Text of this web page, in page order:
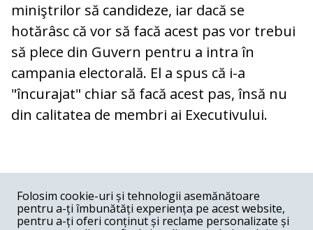
miniştrilor să candideze, iar dacă se
hotărâsc că vor să facă acest pas vor trebui
să plece din Guvern pentru a intra în
campania electorală. El a spus că i-a
"încurajat" chiar să facă acest pas, însă nu
din calitatea de membri ai Executivului.
COMENTARII
Nume
Folosim cookie-uri și tehnologii asemănătoare
pentru a-ți îmbunătăți experiența pe acest website,
pentru a-ți oferi conținut și reclame personalizate și